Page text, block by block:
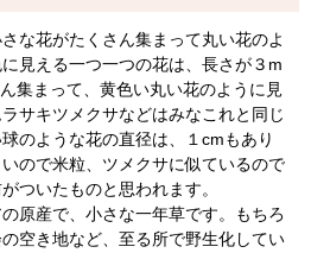
な花がたくさん集まって丸い花のよ
見える一つ一つの花は、長さが３m
集まって、黄色い丸い花のように見
サキツメクサなどはみなこれと同じ
のような花の直径は、１cmもあり
ので米粒、ツメクサに似ているので
ついたものと思われます。
原産で、小さな一年草です。もちろ
空き地など、至る所で野生化してい